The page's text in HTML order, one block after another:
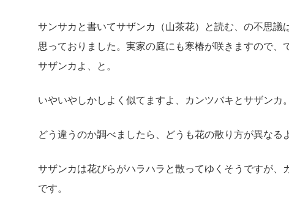
サンサカと書いてサザンカ（山茶花）と読む、の不思
思っておりました。実家の庭にも寒椿が咲きますので
サザンカよ、と。
いやいやしかしよく似てますよ、カンツバキとサザンカ。
どう違うのか調べましたら、どうも花の散り方が異なる
サザンカは花びらがハラハラと散ってゆくそうですが
です。